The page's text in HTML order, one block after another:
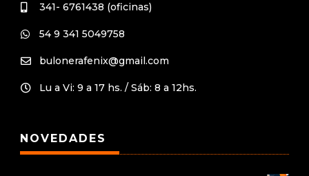
 341- 6761438 (oficinas)
 54 9 341 5049758
 bulonerafenix@gmail.com
 Lu a Vi: 9 a 17 hs. / Sáb: 8 a 12hs.
NOVEDADES